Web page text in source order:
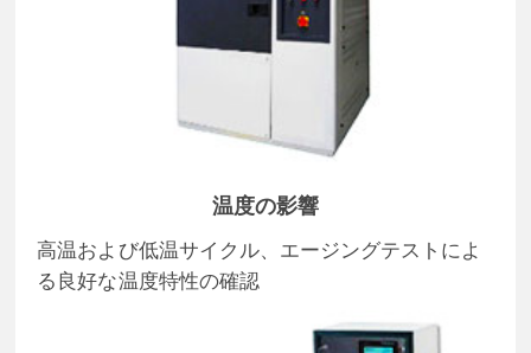
温度の影響
高温および低温サイクル、エージングテストによ
る良好な温度特性の確認